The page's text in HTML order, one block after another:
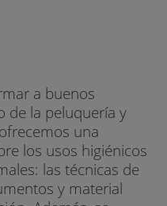
a buenos
de la peluquería y
una
los usos higiénicos
las técnicas de
y material